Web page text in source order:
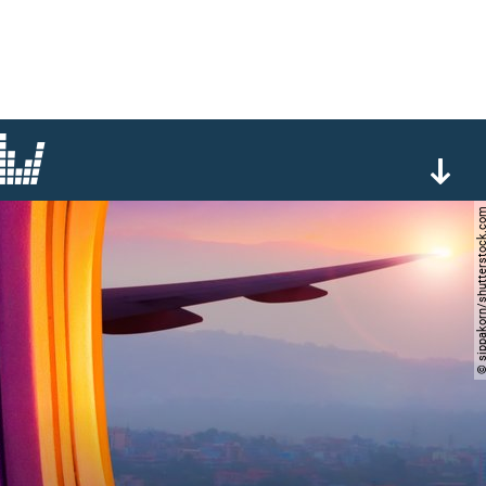
©